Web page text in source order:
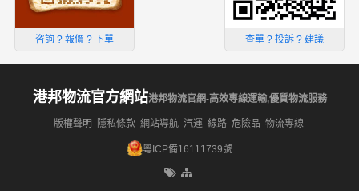
咨詢 ? 報價 ? 下單 查單 ? 投訴 ? 建議
港邦物流官方網站港邦物流官網-高效專線運輸,優質物流服務
版權聲明 隱私條款 網站導航 汽運 線路 危險品 物流專線
粵ICP備16111739號